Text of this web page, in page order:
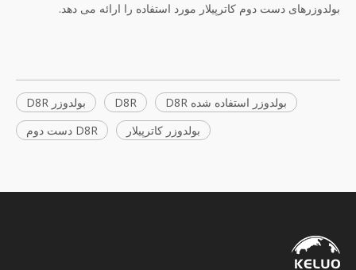
بولدوزرهای دست دوم کاترپیلار مورد استفاده را ارائه می دهد.
بولدوزر D8R D8R
بولدوزر استفاده شده D8R
D8R دست دوم
بولدوزر کاترپیلار